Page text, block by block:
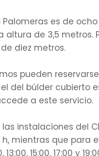
es de
de 3,5 metros.
diez metros.
pueden reservarse
del búlder cubierto
a este servicio.
instalaciones del
h, mientras que
15:00, 17:00 y